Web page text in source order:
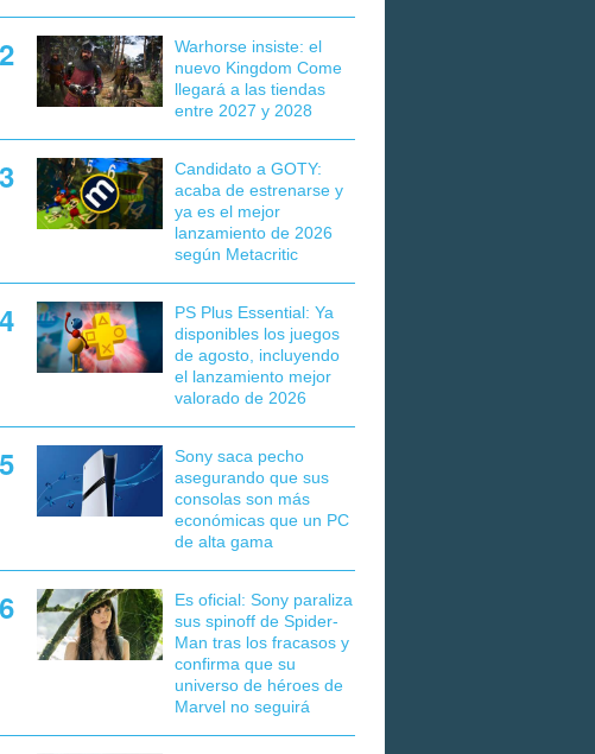
Warhorse insiste: el
nuevo Kingdom Come
llegará a las tiendas
entre 2027 y 2028
Candidato a GOTY:
acaba de estrenarse y
ya es el mejor
lanzamiento de 2026
según Metacritic
PS Plus Essential: Ya
disponibles los juegos
de agosto, incluyendo
el lanzamiento mejor
valorado de 2026
Sony saca pecho
asegurando que sus
consolas son más
económicas que un PC
de alta gama
Es oficial: Sony paraliza
sus spinoff de Spider-
Man tras los fracasos y
confirma que su
universo de héroes de
Marvel no seguirá